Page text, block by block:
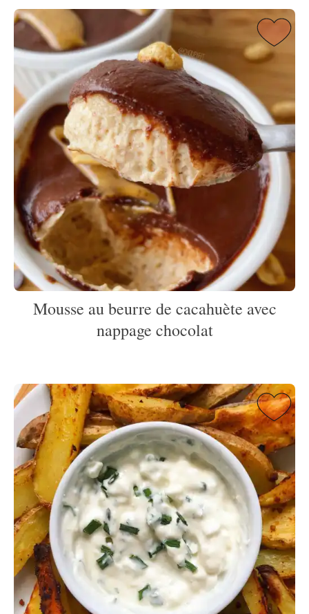
Mousse au beurre de cacahuète avec
nappage chocolat